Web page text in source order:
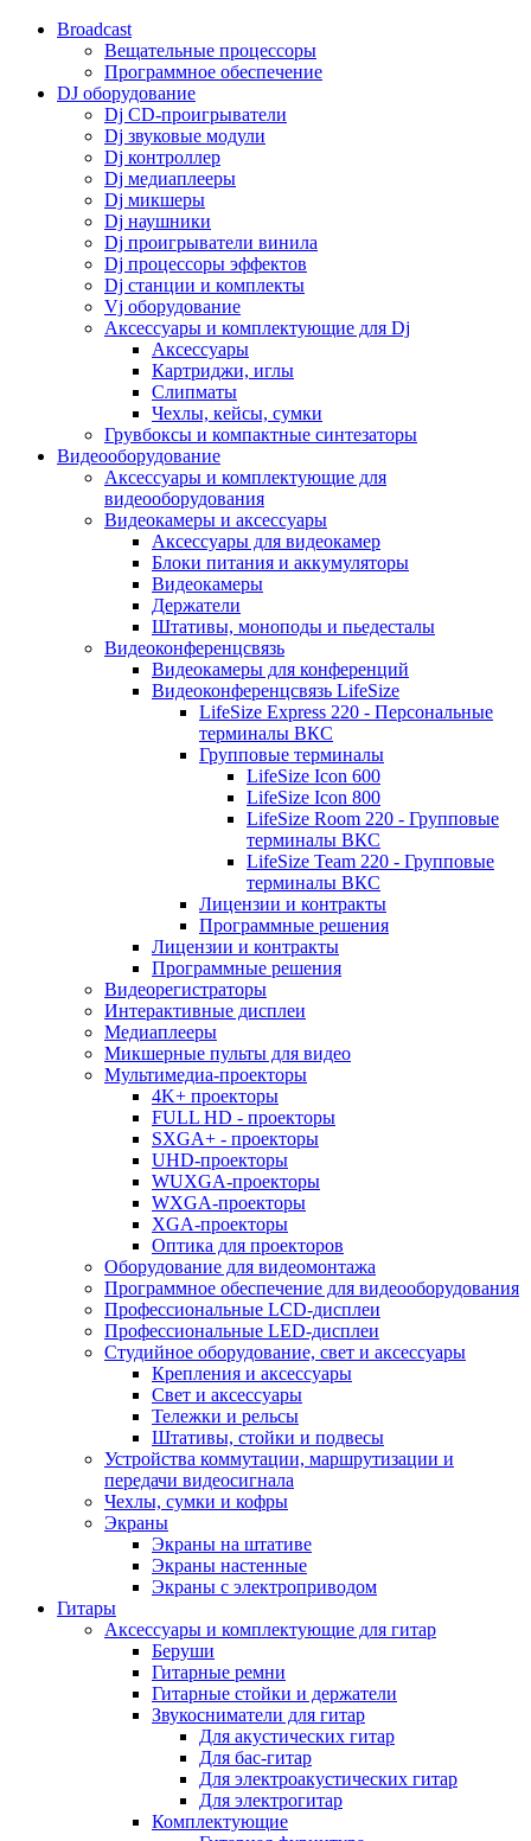
Broadcast
Вещательные процессоры
Программное обеспечение
DJ оборудование
Dj CD-проигрыватели
Dj звуковые модули
Dj контроллер
Dj медиаплееры
Dj микшеры
Dj наушники
Dj проигрыватели винила
Dj процессоры эффектов
Dj станции и комплекты
Vj оборудование
Аксессуары и комплектующие для Dj
Аксессуары
Картриджи, иглы
Слипматы
Чехлы, кейсы, сумки
Грувбоксы и компактные синтезаторы
Видеооборудование
Аксессуары и комплектующие для
видеооборудования
Видеокамеры и аксессуары
Аксессуары для видеокамер
Блоки питания и аккумуляторы
Видеокамеры
Держатели
Штативы, моноподы и пьедесталы
Видеоконференцсвязь
Видеокамеры для конференций
Видеоконференцсвязь LifeSize
LifeSize Express 220 - Персональные
терминалы ВКС
Групповые терминалы
LifeSize Icon 600
LifeSize Icon 800
LifeSize Room 220 - Групповые
терминалы ВКС
LifeSize Team 220 - Групповые
терминалы ВКС
Лицензии и контракты
Программные решения
Лицензии и контракты
Программные решения
Видеорегистраторы
Интерактивные дисплеи
Медиаплееры
Микшерные пульты для видео
Мультимедиа-проекторы
4K+ проекторы
FULL HD - проекторы
SXGA+ - проекторы
UHD-проекторы
WUXGA-проекторы
WXGA-проекторы
XGA-проекторы
Оптика для проекторов
Оборудование для видеомонтажа
Программное обеспечение для видеооборудования
Профессиональные LCD-дисплеи
Профессиональные LED-дисплеи
Студийное оборудование, свет и аксессуары
Крепления и аксессуары
Свет и аксессуары
Тележки и рельсы
Штативы, стойки и подвесы
Устройства коммутации, маршрутизации и
передачи видеосигнала
Чехлы, сумки и кофры
Экраны
Экраны на штативе
Экраны настенные
Экраны с электроприводом
Гитары
Аксессуары и комплектующие для гитар
Беруши
Гитарные ремни
Гитарные стойки и держатели
Звукосниматели для гитар
Для акустических гитар
Для бас-гитар
Для электроакустических гитар
Для электрогитар
Комплектующие